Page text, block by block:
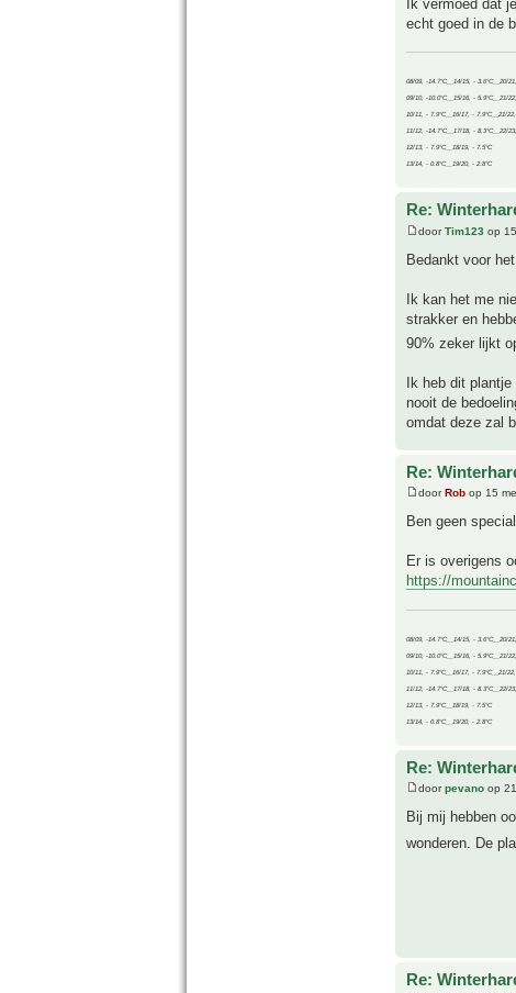
Ik vermoed dat
echt goed in de
08/09, -14.7°C__14/15, - 3.6°C__20/
09/10, -10.0°C__15/16, - 5.9°C__21/
10/11, - 7.9°C__16/17, - 7.9°C__21/
11/12, -14.7°C__17/18, - 8.3°C__22/
12/13, - 7.9°C__18/19, - 7.5°C
13/14, - 0.8°C__19/20, - 2.8°C
Re:
doorTim123 op
Bedankt voor
Ik kan het me
strakker en
90% zeker lijkt
Ik heb dit
nooit de
omdat deze zal
Re:
doorRob op 15
Ben geen
Er is overigens
https://
08/09, -14.7°C__14/15, - 3.6°C__20/
09/10, -10.0°C__15/16, - 5.9°C__21/
10/11, - 7.9°C__16/17, - 7.9°C__21/
11/12, -14.7°C__17/18, - 8.3°C__22/
12/13, - 7.9°C__18/19, - 7.5°C
13/14, - 0.8°C__19/20, - 2.8°C
Re:
doorpevano op
Bij mij hebben
wonderen. De
Re: